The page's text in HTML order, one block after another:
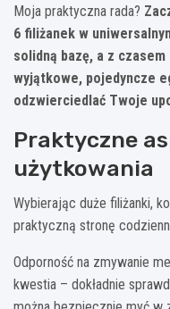
Moja praktyczna rada?
6 filiżanek w
solidną bazę, a z
wyjątkowe, pojedyncze
odzwierciedlać Twoje
Praktyczne
użytkowania
Wybierając duże filiżanki,
praktyczną stronę
Odporność na zmywanie
kwestia – dokładnie